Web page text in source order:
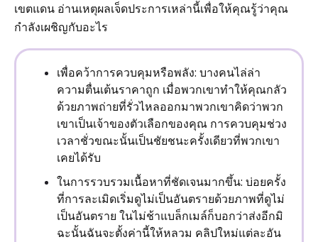
เขตแดน อ่านเหตุผลเจ็ดประการเหล่านี้เพื่อให้คุณรู้ว่าคุณ
กำลังเผชิญกับอะไร
เพื่อคว้าการควบคุมหรือพลัง: บางคนไล่ล่า
ความตื่นเต้นราคาถูก เมื่อพวกเขาทำให้คุณกลัว
ด้วยภาพถ่ายที่รั่วไหลออกมาพวกเขาคิดว่าพวก
เขาเป็นเจ้าของตัวเลือกของคุณ การควบคุมช่วง
เวลาชั่วขณะนั้นเป็นชัยชนะครั้งเดียวที่พวกเขา
เคยได้รับ
ในการรวบรวมเนื้อหาที่ชัดเจนมากขึ้น: บ่อยครั้ง
ที่การละเมิดเริ่มดูไม่เป็นอันตรายด้วยภาพที่ดูไม่
เป็นอันตราย ในไม่ช้าแบล็กเมล์ก็บอกว่าส่งอีกมิ
ฉะนั้นฉันจะตั้งค่านี้ให้หลวม คลิปใหม่แต่ละอัน